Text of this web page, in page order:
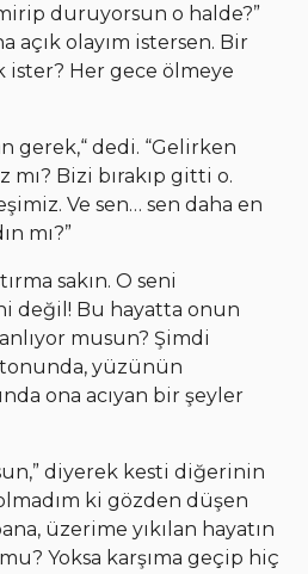
duruyorsun o halde?”
açık olayım istersen. Bir
ister? Her gece ölmeye
gerek,“ dedi. “Gelirken
mı? Bizi bırakıp gitti o.
Ve sen… sen daha en
mı?”
sakın. O seni
değil! Bu hayatta onun
musun? Şimdi
yüzünün
ona acıyan bir şeyler
diyerek kesti diğerinin
ki gözden düşen
üzerime yıkılan hayatın
Yoksa karşıma geçip hiç